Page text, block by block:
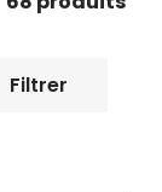
Filtrer